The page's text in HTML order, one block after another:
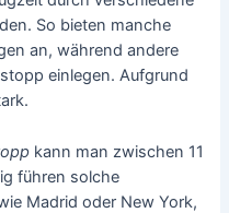
So bieten manche
an, während andere
einlegen. Aufgrund
kann man zwischen 11
führen solche
Madrid oder New York,